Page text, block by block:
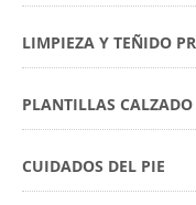
LIMPIEZA Y TEÑIDO
PLANTILLAS CALZADO
CUIDADOS DEL PIE